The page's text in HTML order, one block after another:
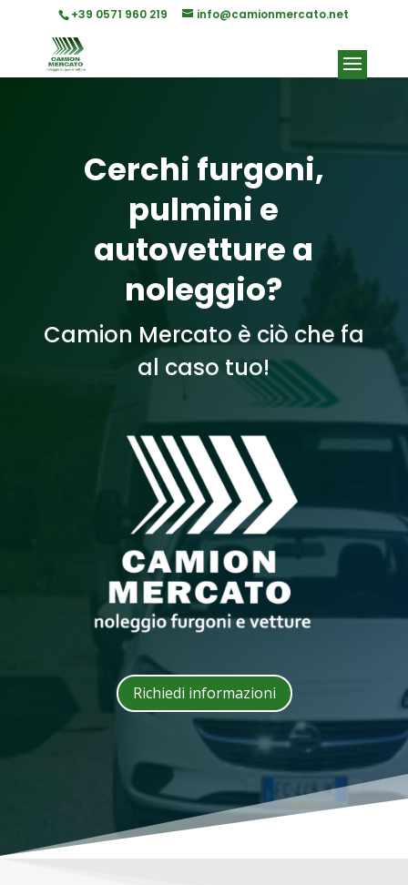
+39 0571 960 219 info@camionmercato.net
Cerchi furgoni,
pulmini e
autovetture a
noleggio?
Camion Mercato è ciò che fa
al caso tuo!
Richiedi informazioni